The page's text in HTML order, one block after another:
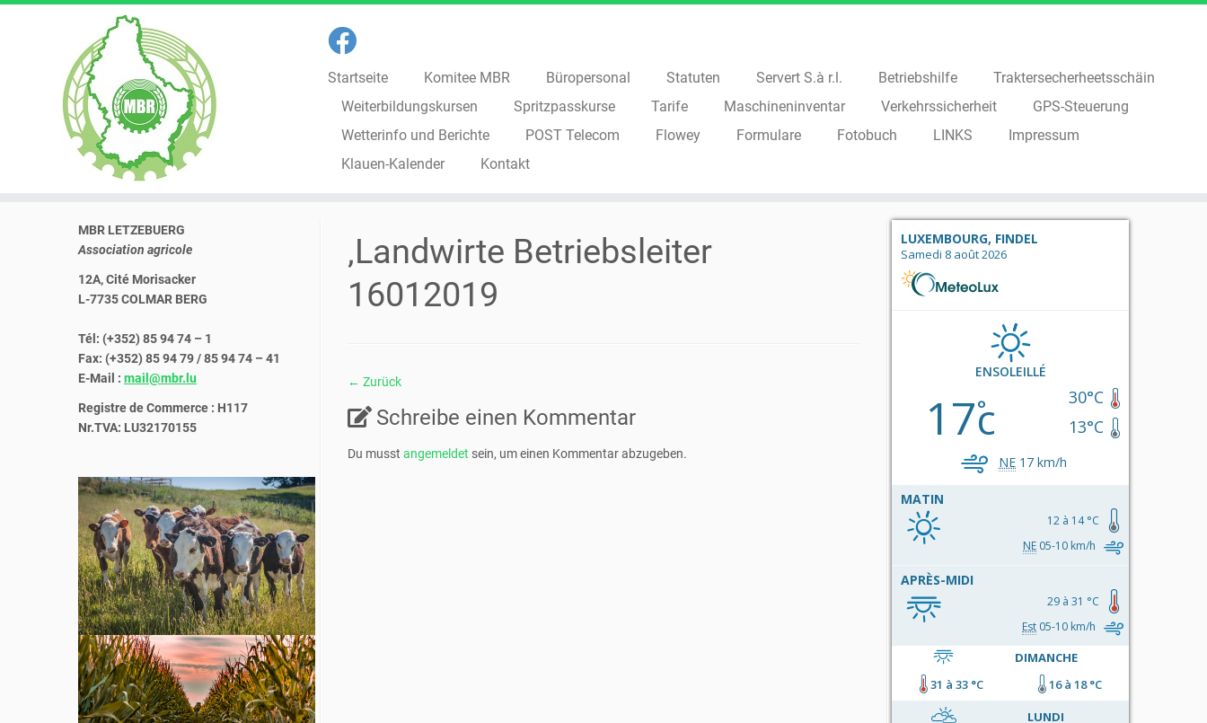
Startseite Komitee MBR Büropersonal Statuten Servert S.à r.l. Betriebshilfe
Traktersecherheetsschäin
Weiterbildungskursen
Spritzpasskurse Tarife Maschineninventar Verkehrssicherheit
GPS-Steuerung
Wetterinfo und Berichte
POST Telecom Flowey Formulare Fotobuch LINKS
Impressum
Klauen-Kalender
Kontakt
MBR LETZEBUERG
Association agricole
12A, Cité Morisacker
L-7735 COLMAR BERG
Tél: (+352) 85 94 74 – 1
Fax: (+352) 85 94 79 / 85 94 74 – 41
E-Mail : mail@mbr.lu
Registre de Commerce : H117
Nr.TVA: LU32170155
‚Landwirte Betriebsleiter
16012019
← Zurück
Schreibe einen Kommentar
Du musst angemeldet sein, um einen Kommentar abzugeben.
LUXEMBOURG, FINDEL
Samedi 8 août 2026
ENSOLEILLÉ
30°C
13°C
17c
NE 17 km/h
MATIN
12 à 14 °C
NE 05-10 km/h
APRÈS-MIDI
29 à 31 °C
Est 05-10 km/h
DIMANCHE
31 à 33 °C
16 à 18 °C
LUNDI